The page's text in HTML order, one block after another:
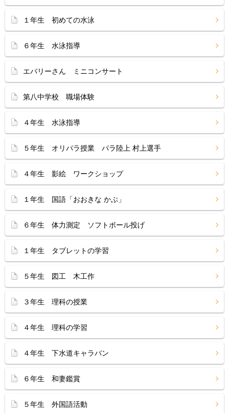
１年生 初めての水泳
６年生 水泳指導
エバリーさん ミニコンサート
第八中学校 職場体験
４年生 水泳指導
５年生 オリパラ授業 パラ陸上 村上選手
４年生 影絵 ワークショップ
１年生 国語「おおきな かぶ」
６年生 体力測定 ソフトボール投げ
１年生 タブレットの学習
５年生 図工 木工作
３年生 理科の授業
４年生 理科の学習
４年生 下水道キャラバン
６年生 和妻鑑賞
５年生 外国語活動